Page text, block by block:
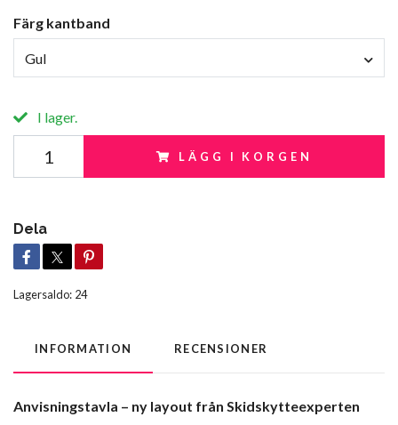
Färg kantband
Gul
I lager.
LÄGG I KORGEN
Dela
Lagersaldo: 24
INFORMATION RECENSIONER
Anvisningstavla – ny layout från Skidskytteexperten